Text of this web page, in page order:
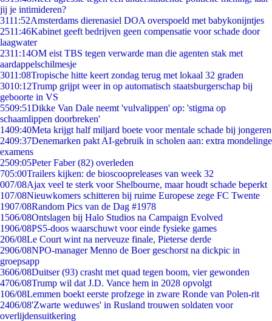
jij je intimideren?
3111:52Amsterdams dierenasiel DOA overspoeld met babykonijntjes
2511:46Kabinet geeft bedrijven geen compensatie voor schade door
laagwater
2311:14OM eist TBS tegen verwarde man die agenten stak met
aardappelschilmesje
3011:08Tropische hitte keert zondag terug met lokaal 32 graden
3010:12Trump grijpt weer in op automatisch staatsburgerschap bij
geboorte in VS
5509:51Dikke Van Dale neemt 'vulvalippen' op: 'stigma op
schaamlippen doorbreken'
1409:40Meta krijgt half miljard boete voor mentale schade bij jongeren
2409:37Denemarken pakt AI-gebruik in scholen aan: extra mondelinge
examens
2509:05Peter Faber (82) overleden
705:00Trailers kijken: de bioscoopreleases van week 32
007/08Ajax veel te sterk voor Shelbourne, maar houdt schade beperkt
107/08Nieuwkomers schitteren bij ruime Europese zege FC Twente
1907/08Random Pics van de Dag #1978
1506/08Ontslagen bij Halo Studios na Campaign Evolved
1906/08PS5-doos waarschuwt voor einde fysieke games
206/08Le Court wint na nerveuze finale, Pieterse derde
2906/08NPO-manager Menno de Boer geschorst na dickpic in
groepsapp
3606/08Duitser (93) crasht met quad tegen boom, vier gewonden
4706/08Trump wil dat J.D. Vance hem in 2028 opvolgt
106/08Lemmen boekt eerste profzege in zware Ronde van Polen-rit
2406/08'Zwarte weduwes' in Rusland trouwen soldaten voor
overlijdensuitkering